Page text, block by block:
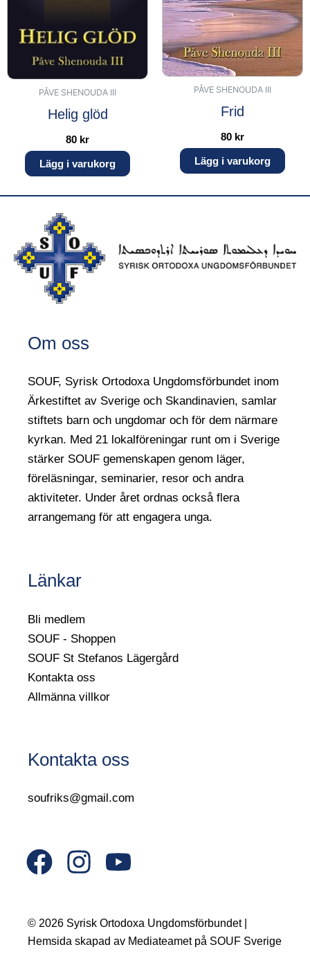
PÅVE SHENOUDA III
Helig glöd
80 kr
Lägg i varukorg
PÅVE SHENOUDA III
Frid
80 kr
Lägg i varukorg
Om oss
SOUF, Syrisk Ortodoxa Ungdomsförbundet inom
Ärkestiftet av Sverige och Skandinavien, samlar
stiftets barn och ungdomar och för dem närmare
kyrkan. Med 21 lokalföreningar runt om i Sverige
stärker SOUF gemenskapen genom läger,
föreläsningar, seminarier, resor och andra
aktiviteter. Under året ordnas också flera
arrangemang för att engagera unga.
Länkar
Bli medlem
SOUF - Shoppen
SOUF St Stefanos Lägergård
Kontakta oss
Allmänna villkor
Kontakta oss
soufriks@gmail.com
F
a
e
I
n
t
Y
t
© 2026 Syrisk Ortodoxa Ungdomsförbundet |
Hemsida skapad av Mediateamet på SOUF Sverige